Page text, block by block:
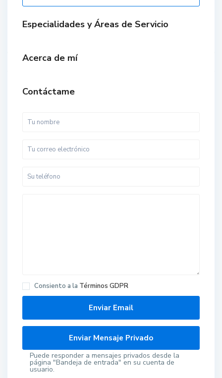
Especialidades y Áreas de Servicio
Acerca de mí
Contáctame
Consiento a la Términos GDPR
Puede responder a mensajes privados desde la
página "Bandeja de entrada" en su cuenta de
usuario.